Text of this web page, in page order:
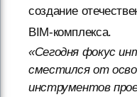
создание
BIM-комплекса.
«Сегодня фокус
сместился от
инструментов